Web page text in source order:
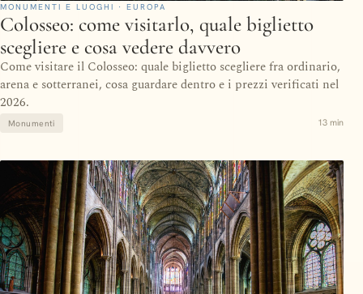
MONUMENTI E LUOGHI · EUROPA
Colosseo: come visitarlo, quale biglietto
scegliere e cosa vedere davvero
Come visitare il Colosseo: quale biglietto scegliere fra ordinario,
arena e sotterranei, cosa guardare dentro e i prezzi verificati nel
2026.
Monumenti 13 min